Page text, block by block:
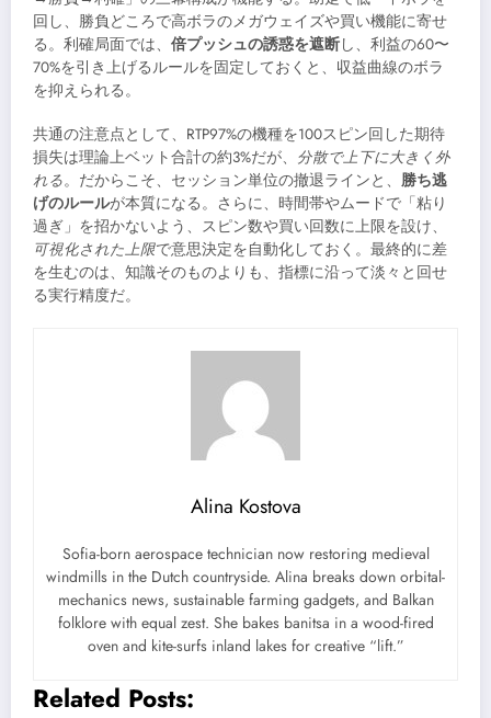
回し、勝負どころで高ボラのメガウェイズや買い機能に寄せ
る。利確局面では、 倍プッシュの誘惑を遮断し、利益の60〜
70%を引き上げるルールを固定しておくと、収益曲線のボラ
を抑えられる。
共通の注意点として、RTP97%の機種を100スピン回した期待
損失は理論上ベット合計の約3%だが、 分散で上下に大きく外
れる。だからこそ、セッション単位の撤退ラインと、 勝ち逃
げのルールが本質になる。さらに、時間帯やムードで「粘り
過ぎ」を招かないよう、スピン数や買い回数に上限を設け、
可視化された上限で意思決定を自動化しておく。最終的に差
を生むのは、知識そのものよりも、指標に沿って淡々と回せ
る実行精度だ。
Alina Kostova
Sofia-born aerospace technician now restoring medieval
windmills in the Dutch countryside. Alina breaks down orbital-
mechanics news, sustainable farming gadgets, and Balkan
folklore with equal zest. She bakes banitsa in a wood-fired
oven and kite-surfs inland lakes for creative “lift.”
Related Posts: